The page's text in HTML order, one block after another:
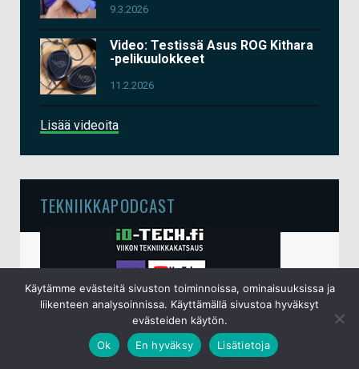
9.3.2026
Video: Testissä Asus ROG Kithara
-pelikuulokkeet
11.2.2026
Lisää videoita
TEKNIIKKAPODCAST
Käytämme evästeitä sivuston toiminnoissa, ominaisuuksissa ja
liikenteen analysoinnissa. Käyttämällä sivustoa hyväksyt
evästeiden käytön.
Ok
En hyväksy Lisätietoja